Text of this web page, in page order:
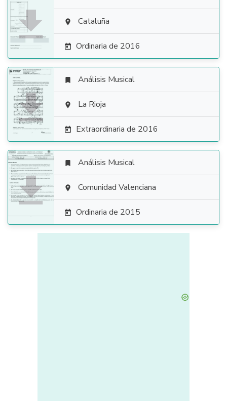
  Cataluña
 Ordinaria de 2016

 Análisis Musical
 La Rioja
 Extraordinaria de 2016

 Análisis Musical
 Comunidad Valenciana
 Ordinaria de 2015